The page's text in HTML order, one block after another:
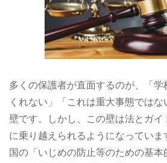
多くの保護者が直面するのが、「学
くれない」「これは重大事態ではな
壁です。しかし、この壁は法とガ
に乗り越えられるようになっていま
国の「いじめの防止等のための基